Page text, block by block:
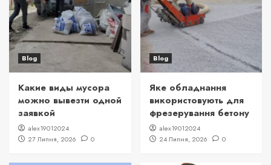
Blog
Какие виды мусора
можно вывезти одной
заявкой
alex19012024
27 Липня, 2026
0
Blog
Яке обладнання
використовують для
фрезерування бетону
alex19012024
24 Липня, 2026
0